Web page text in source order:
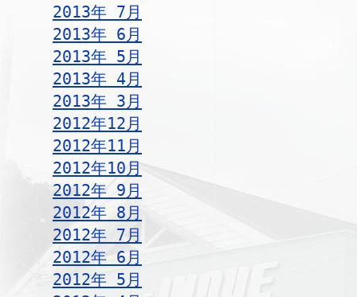
2013年 7月
2013年 6月
2013年 5月
2013年 4月
2013年 3月
2012年12月
2012年11月
2012年10月
2012年 9月
2012年 8月
2012年 7月
2012年 6月
2012年 5月